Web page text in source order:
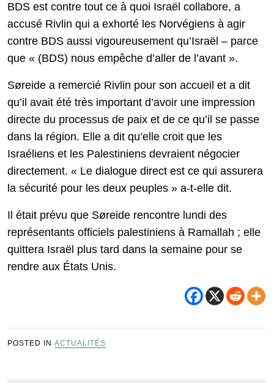
BDS est contre tout ce à quoi Israël collabore, a
accusé Rivlin qui a exhorté les Norvégiens à agir
contre BDS aussi vigoureusement qu’Israël – parce
que « (BDS) nous empêche d’aller de l’avant ».
Søreide a remercié Rivlin pour son accueil et a dit
qu’il avait été très important d’avoir une impression
directe du processus de paix et de ce qu’il se passe
dans la région. Elle a dit qu’elle croit que les
Israéliens et les Palestiniens devraient négocier
directement. « Le dialogue direct est ce qui assurera
la sécurité pour les deux peuples » a-t-elle dit.
Il était prévu que Søreide rencontre lundi des
représentants officiels palestiniens à Ramallah ; elle
quittera Israël plus tard dans la semaine pour se
rendre aux États Unis.
POSTED IN ACTUALITÉS